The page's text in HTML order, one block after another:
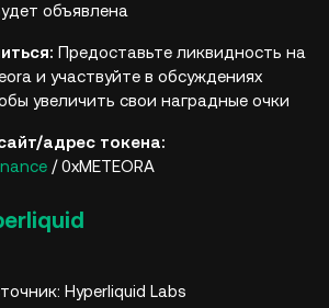
объявлена
Предоставьте ликвидность на
и участвуйте в обсуждениях
увеличить свои наградные очки
адрес токена:
/ 0xMETEORA
Hyperliquid Labs